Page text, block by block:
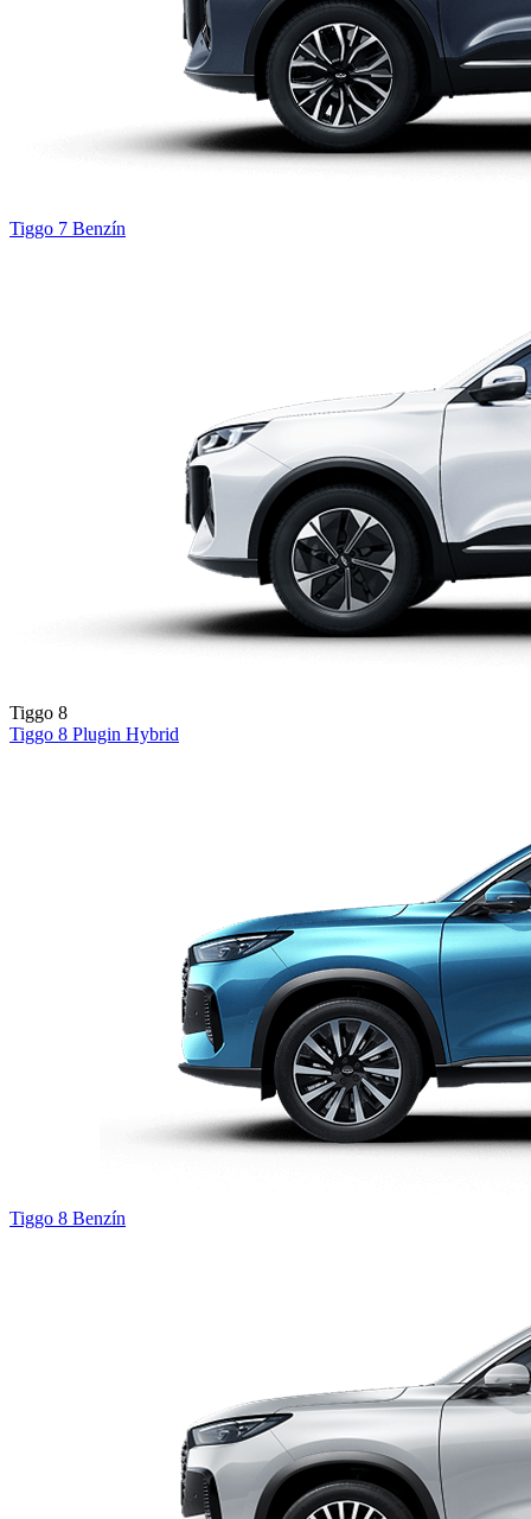
Tiggo 7 Benzín
Tiggo 8
Tiggo 8 Plugin Hybrid
Tiggo 8 Benzín